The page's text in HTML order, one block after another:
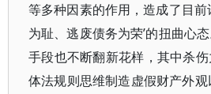
等多种因素的作用，造成了目前
为耻、逃废债务为荣’的扭曲心
手段也不断翻新花样，其中杀
体法规则思维制造虚假财产外